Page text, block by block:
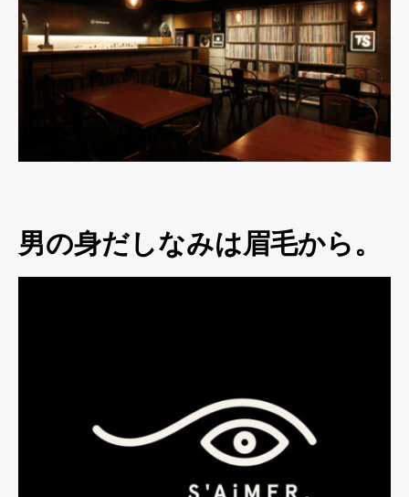
男の身だしなみは眉毛から。